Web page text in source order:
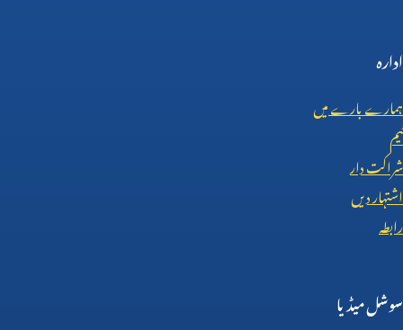
ادارہ
ہمارے بارے میں
ٹیم
شراکت دار
اشتہار دیں
رابطہ
سوشل میڈیا